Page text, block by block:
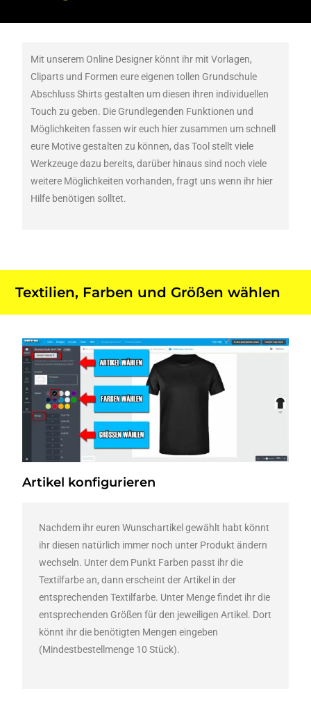
Mit unserem Online Designer könnt ihr mit Vorlagen,
Cliparts und Formen eure eigenen tollen Grundschule
Abschluss Shirts gestalten um diesen ihren individuellen
Touch zu geben. Die Grundlegenden Funktionen und
Möglichkeiten fassen wir euch hier zusammen um schnell
eure Motive gestalten zu können, das Tool stellt viele
Werkzeuge dazu bereits, darüber hinaus sind noch viele
weitere Möglichkeiten vorhanden, fragt uns wenn ihr hier
Hilfe benötigen solltet.
Textilien, Farben und Größen wählen
Artikel konfigurieren
Nachdem ihr euren Wunschartikel gewählt habt könnt
ihr diesen natürlich immer noch unter Produkt ändern
wechseln. Unter dem Punkt Farben passt ihr die
Textilfarbe an, dann erscheint der Artikel in der
entsprechenden Textilfarbe. Unter Menge findet ihr die
entsprechenden Größen für den jeweiligen Artikel. Dort
könnt ihr die benötigten Mengen eingeben
(Mindestbestellmenge 10 Stück).